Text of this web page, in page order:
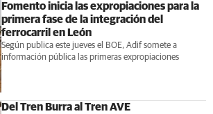
Fomento inicia las expropiaciones para la
primera fase de la integración del
ferrocarril en León
Según publica este jueves el BOE, Adif somete a
información pública las primeras expropiaciones
Del Tren Burra al Tren AVE